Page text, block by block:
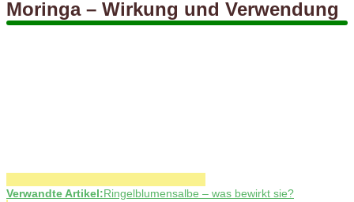
Moringa – Wirkung und Verwendung
Verwandte Artikel:Ringelblumensalbe – was bewirkt sie?